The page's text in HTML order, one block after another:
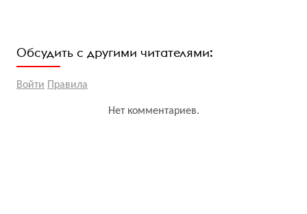
Обсудить с другими читателями:
Войти Правила
Нет комментариев.